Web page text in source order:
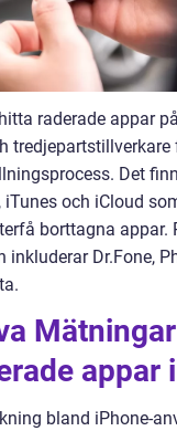
raderade appar
Det
och iCloud
borttagna appar.
Dr.Fone,
appar
bland iPhone-